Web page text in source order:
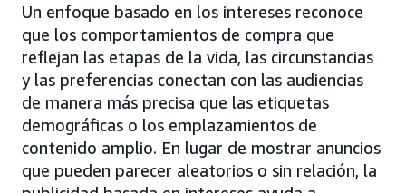
Un enfoque basado en los intereses reconoce
que los comportamientos de compra que
reflejan las etapas de la vida, las circunstancias
y las preferencias conectan con las audiencias
de manera más precisa que las etiquetas
demográficas o los emplazamientos de
contenido amplio. En lugar de mostrar anuncios
que pueden parecer aleatorios o sin relación, la